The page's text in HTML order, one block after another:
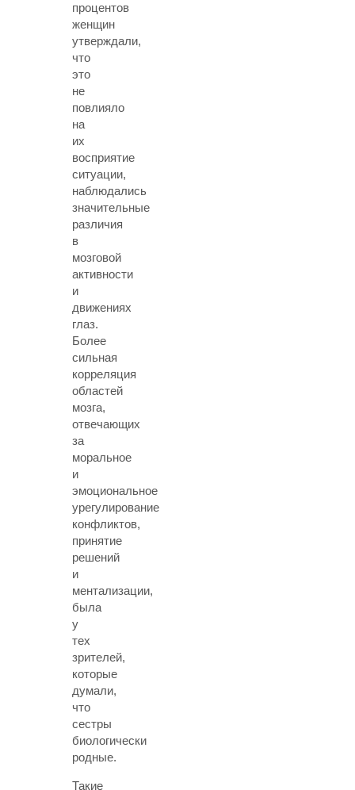
процентов
женщин
утверждали,
что
это
не
повлияло
на
их
восприятие
ситуации,
наблюдались
значительные
различия
в
мозговой
активности
и
движениях
глаз.
Более
сильная
корреляция
областей
мозга,
отвечающих
за
моральное
и
эмоциональное
урегулирование
конфликтов,
принятие
решений
и
ментализации,
была
у
тех
зрителей,
которые
думали,
что
сестры
биологически
родные.
Такие